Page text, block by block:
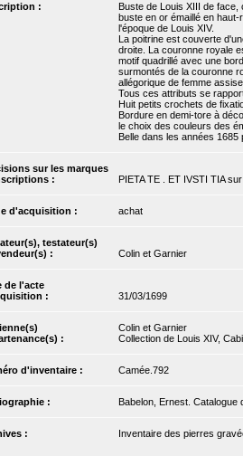
:
Buste de Louis XIII de
buste en or émaillé en
l'époque de Louis XIV.
La poitrine est couverte
droite. La couronne royale
motif quadrillé avec une
surmontés de la couronne
allégorique de femme
Tous ces attributs se
Huit petits crochets de
Bordure en demi-tore à
le choix des couleurs des
Belle dans les années 1685
sur les marques
:
PIETA TE . ET IVSTI TIA
d'acquisition : achat
testateur(s)
:
Colin et Garnier
de l'acte
:
31/03/1699
:
Colin et Garnier
Collection de Louis XIV,
d'inventaire : Camée.792
: Babelon, Ernest. Catalogue
: Inventaire des pierres